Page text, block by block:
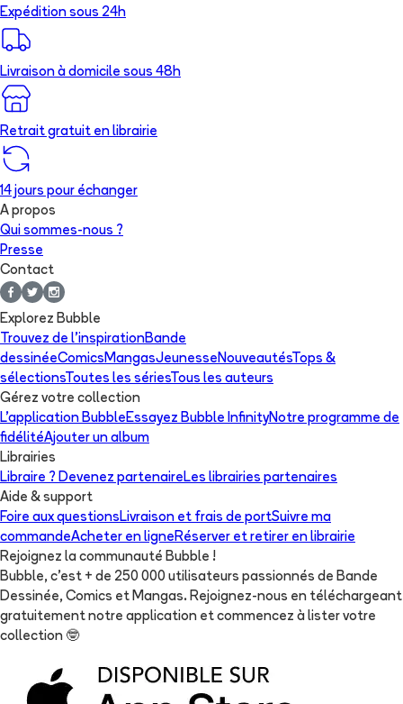
Expédition sous 24h
Livraison à domicile sous 48h
Retrait gratuit en librairie
14 jours pour échanger
A propos
Qui sommes-nous ?
Presse
Contact
Explorez Bubble
Trouvez de l'inspirationBande
dessinéeComicsMangasJeunesseNouveautésTops &
sélectionsToutes les sériesTous les auteurs
Gérez votre collection
L'application BubbleEssayez Bubble InfinityNotre programme de
fidélitéAjouter un album
Librairies
Libraire ? Devenez partenaireLes librairies partenaires
Aide & support
Foire aux questionsLivraison et frais de portSuivre ma
commandeAcheter en ligneRéserver et retirer en librairie
Rejoignez la communauté Bubble !
Bubble, c'est + de 250 000 utilisateurs passionnés de Bande
Dessinée, Comics et Mangas. Rejoignez-nous en téléchargeant
gratuitement notre application et commencez à lister votre
collection 🤓